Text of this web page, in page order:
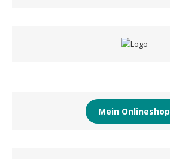
Mein Onlineshop